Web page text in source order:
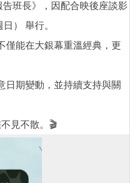
班長》，因配合映後座談影
） 舉行。
僅能在大銀幕重溫經典，更
日期變動，並持續支持與關
見不散。🎬